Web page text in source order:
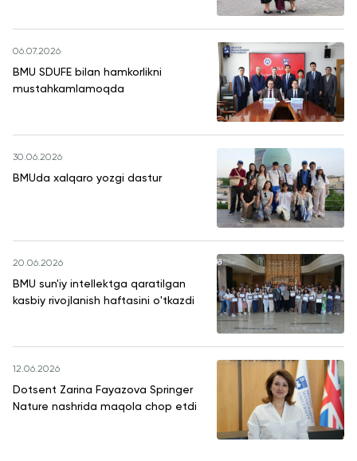
06.07.2026
BMU SDUFE bilan hamkorlikni
mustahkamlamoqda
30.06.2026
BMUda xalqaro yozgi dastur
20.06.2026
BMU sun'iy intellektga qaratilgan
kasbiy rivojlanish haftasini o'tkazdi
12.06.2026
Dotsent Zarina Fayazova Springer
Nature nashrida maqola chop etdi